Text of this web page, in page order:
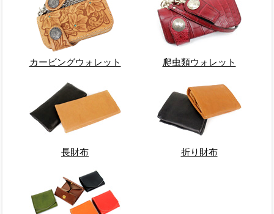
カービングウォレット 爬虫類ウォレット
長財布 折り財布